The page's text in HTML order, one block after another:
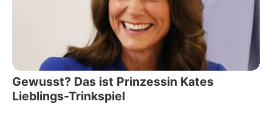
Gewusst? Das ist Prinzessin Kates
Lieblings-Trinkspiel